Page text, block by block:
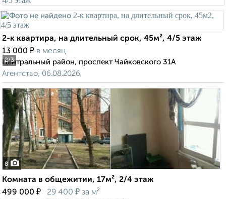
2/3
2-к квартира, на длительный срок, 45м², 4/5 этаж
13 000 ₽ в месяц
Центральный район, проспект Чайковского 31А
Агентство, 06.08.2026
8
Комната в общежитии, 17м², 2/4 этаж
499 000 ₽ 29 400 ₽ за м²